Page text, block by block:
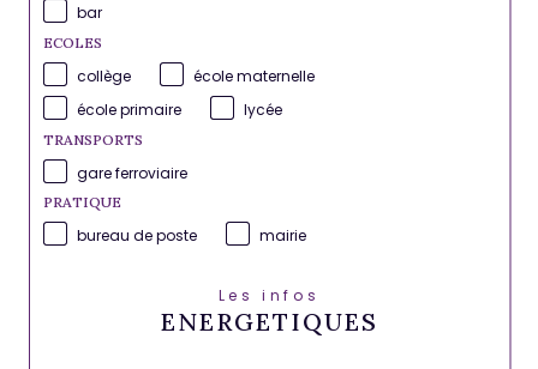
bar
ECOLES
collège
école maternelle
école primaire
lycée
TRANSPORTS
gare ferroviaire
PRATIQUE
bureau de poste mairie
Les infos
ENERGETIQUES